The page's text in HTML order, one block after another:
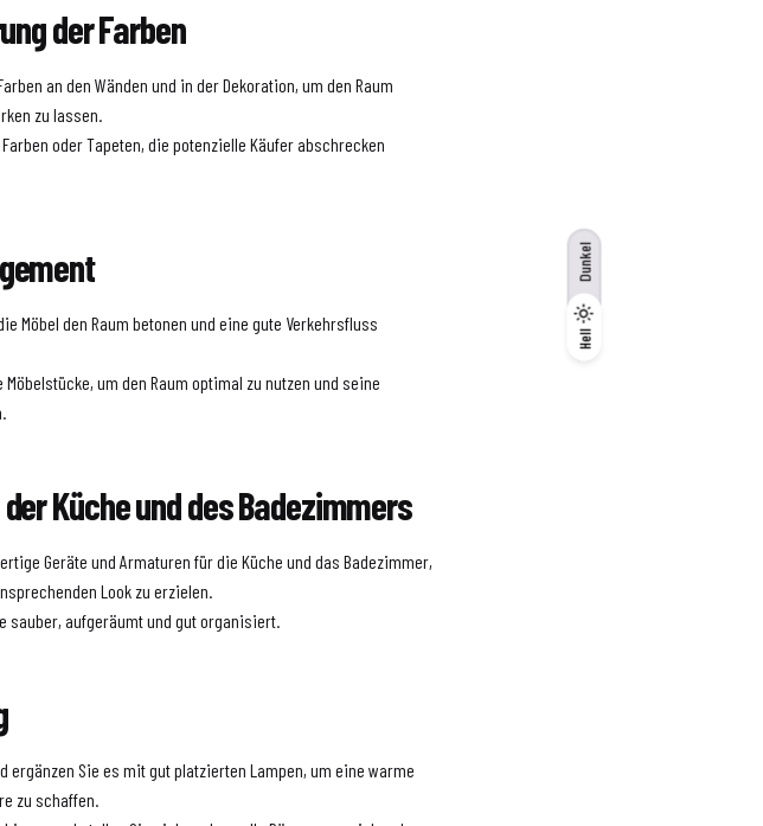
Hell
Dunkel
Hell
Dunkel
der Farben
an den Wänden und in der Dekoration, um den Raum
zu lassen.
oder Tapeten, die potenzielle Käufer abschrecken
Möbel den Raum betonen und eine gute Verkehrsfluss
Möbelstücke, um den Raum optimal zu nutzen und seine
Küche und des Badezimmers
Geräte und Armaturen für die Küche und das Badezimmer,
Look zu erzielen.
sauber, aufgeräumt und gut organisiert.
ergänzen Sie es mit gut platzierten Lampen, um eine warme
zu schaffen.